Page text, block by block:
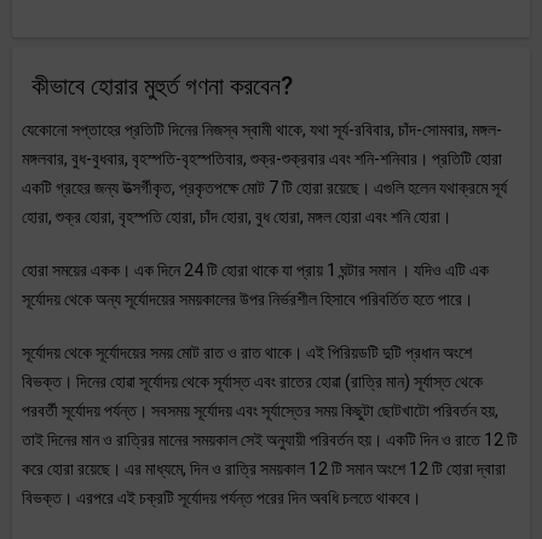
কীভাবে হোরার মুহুর্ত গণনা করবেন?
যেকোনো সপ্তাহের প্রতিটি দিনের নিজস্ব স্বামী থাকে, যথা সূর্য-রবিবার, চাঁদ-সোমবার, মঙ্গল-
মঙ্গলবার, বুধ-বুধবার, বৃহস্পতি-বৃহস্পতিবার, শুক্র-শুক্রবার এবং শনি-শনিবার। প্রতিটি হোরা
একটি গ্রহের জন্য উত্সর্গীকৃত, প্রকৃতপক্ষে মোট 7 টি হোরা রয়েছে। এগুলি হলেন যথাক্রমে সূর্য
হোরা, শুক্র হোরা, বৃহস্পতি হোরা, চাঁদ হোরা, বুধ হোরা, মঙ্গল হোরা এবং শনি হোরা।
হোরা সময়ের একক। এক দিনে 24 টি হোরা থাকে যা প্রায় 1 ঘন্টার সমান । যদিও এটি এক
সূর্যোদয় থেকে অন্য সূর্যোদয়ের সময়কালের উপর নির্ভরশীল হিসাবে পরিবর্তিত হতে পারে।
সূর্যোদয় থেকে সূর্যোদয়ের সময় মোট রাত ও রাত থাকে। এই পিরিয়ডটি দুটি প্রধান অংশে
বিভক্ত। দিনের হোৱা সূর্যোদয় থেকে সূর্যাস্ত এবং রাতের হোৱা (রাত্রি মান) সূর্যাস্ত থেকে
পরবর্তী সূর্যোদয় পর্যন্ত। সবসময় সূর্যোদয় এবং সূর্যাস্তের সময় কিছুটা ছোটখাটো পরিবর্তন হয়,
তাই দিনের মান ও রাত্রির মানের সময়কাল সেই অনুযায়ী পরিবর্তন হয়। একটি দিন ও রাতে 12 টি
করে হোরা রয়েছে। এর মাধ্যমে, দিন ও রাত্রি সময়কাল 12 টি সমান অংশে 12 টি হোরা দ্বারা
বিভক্ত। এরপরে এই চক্রটি সূর্যোদয় পর্যন্ত পরের দিন অবধি চলতে থাকবে।